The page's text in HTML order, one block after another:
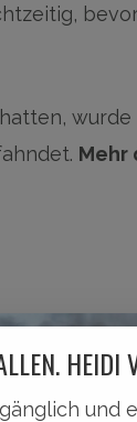
wurde
Mehr
und